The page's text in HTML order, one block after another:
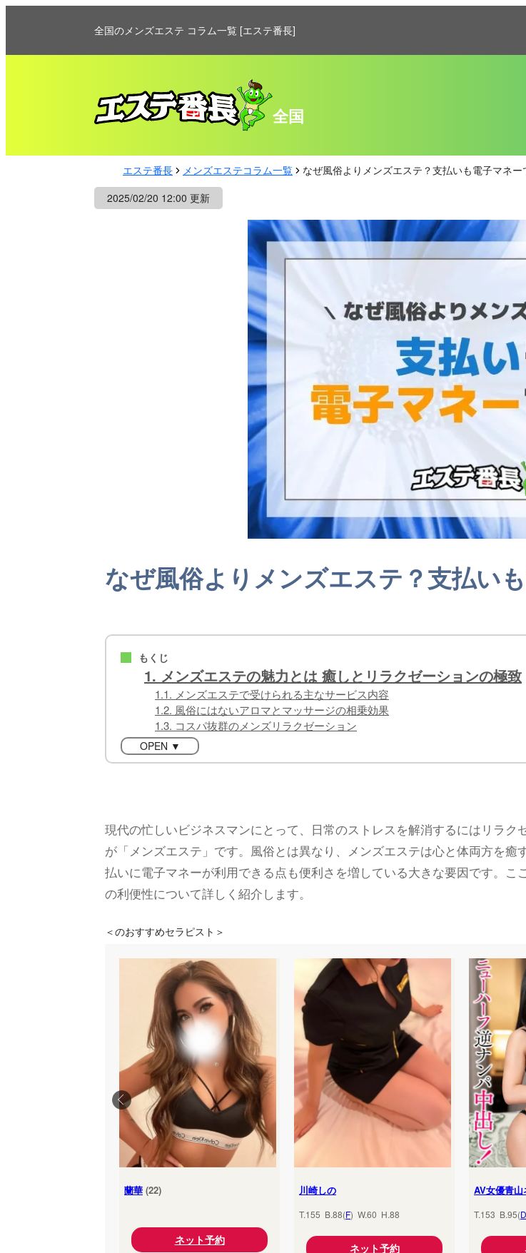
全国のメンズエステ コラム一覧 [エステ番長]
全国
エステ番長 メンズエステコラム一覧
なぜ風俗よりメンズエステ？支払いも電子マネー
2025/02/20 12:00 更新
なぜ風俗よりメンズエステ？支払い
■ もくじ
1. メンズエステの魅力とは 癒しとリラクゼーションの極致
1.1. メンズエステで受けられる主なサービス内容
1.2. 風俗にはないアロマとマッサージの相乗効果
1.3. コスパ抜群のメンズリラクゼーション
OPEN ▼
現代の忙しいビジネスマンにとって、日常のストレスを解消するにはリラ
が「メンズエステ」です。風俗とは異なり、メンズエステは心と体両方を
払いに電子マネーが利用できる点も便利さを増している大きな要因です。
の利便性について詳しく紹介します。
＜のおすすめセラピスト＞
蘭華 (22)
ネット予約
川崎しの
T.155 B.88(F) W.60 H.88
ネット予約
AV女優青山
T.153 B.95(D